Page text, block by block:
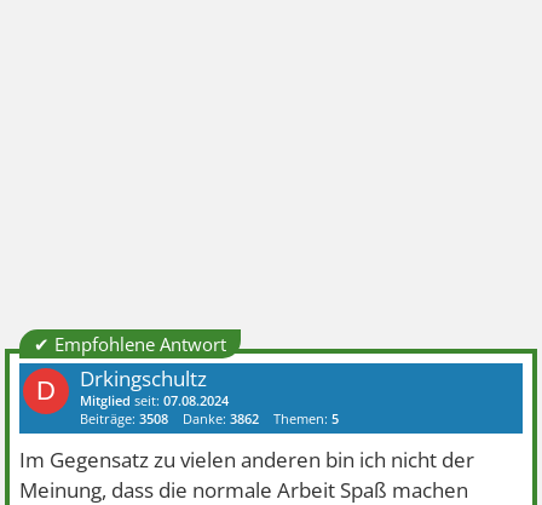
✔ Empfohlene Antwort
D Drkingschultz
Mitglied seit:07.08.2024
Beiträge:3508 Danke:3862 Themen:5
Im Gegensatz zu vielen anderen bin ich nicht der
Meinung, dass die normale Arbeit Spaß machen